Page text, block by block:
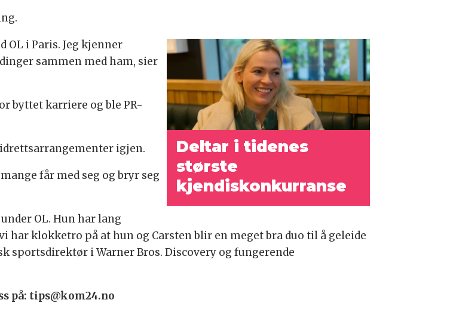
Deltar i tidenes
største
kjendiskonkurranse
i Paris. Jeg kjenner
sammen med ham, sier
byttet karriere og ble PR-
igjen.
får med seg og bryr seg
OL. Hun har lang
klokketro på at hun og Carsten blir en meget bra duo til å geleide
sportsdirektør i Warner Bros. Discovery og fungerende
på: tips@kom24.no